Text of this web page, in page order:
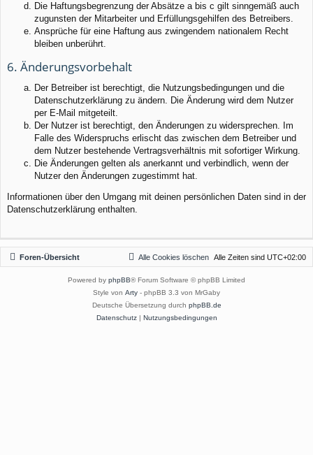
Die Haftungsbegrenzung der Absätze a bis c gilt sinngemäß auch
zugunsten der Mitarbeiter und Erfüllungsgehilfen des Betreibers.
Ansprüche für eine Haftung aus zwingendem nationalem Recht
bleiben unberührt.
6. Änderungsvorbehalt
Der Betreiber ist berechtigt, die Nutzungsbedingungen und die
Datenschutzerklärung zu ändern. Die Änderung wird dem Nutzer
per E-Mail mitgeteilt.
Der Nutzer ist berechtigt, den Änderungen zu widersprechen. Im
Falle des Widerspruchs erlischt das zwischen dem Betreiber und
dem Nutzer bestehende Vertragsverhältnis mit sofortiger Wirkung.
Die Änderungen gelten als anerkannt und verbindlich, wenn der
Nutzer den Änderungen zugestimmt hat.
Informationen über den Umgang mit deinen persönlichen Daten sind in der
Datenschutzerklärung enthalten.
Foren-Übersicht Alle Zeiten sind UTC+02:00
Alle Cookies löschen
Powered by phpBB® Forum Software © phpBB Limited
Style von Arty - phpBB 3.3 von MrGaby
Deutsche Übersetzung durch phpBB.de
Datenschutz| Nutzungsbedingungen